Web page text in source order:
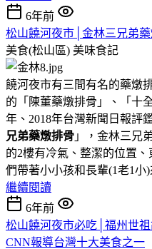
6年前
松山饒河夜市│金林三兄弟
美食(松山區) 美味食記
饒河夜市有三間有名的藥燉
的「陳董藥燉排骨」、「十
年、2018年台灣新聞日報評
兄弟藥燉排骨 」，金林三兄
的2樓有冷氣、整潔的位置
們帶著小小孩和長輩(1老1小)
繼續閱讀
6年前
松山饒河夜市必吃│福州世
CNN報導台灣十大美食之一